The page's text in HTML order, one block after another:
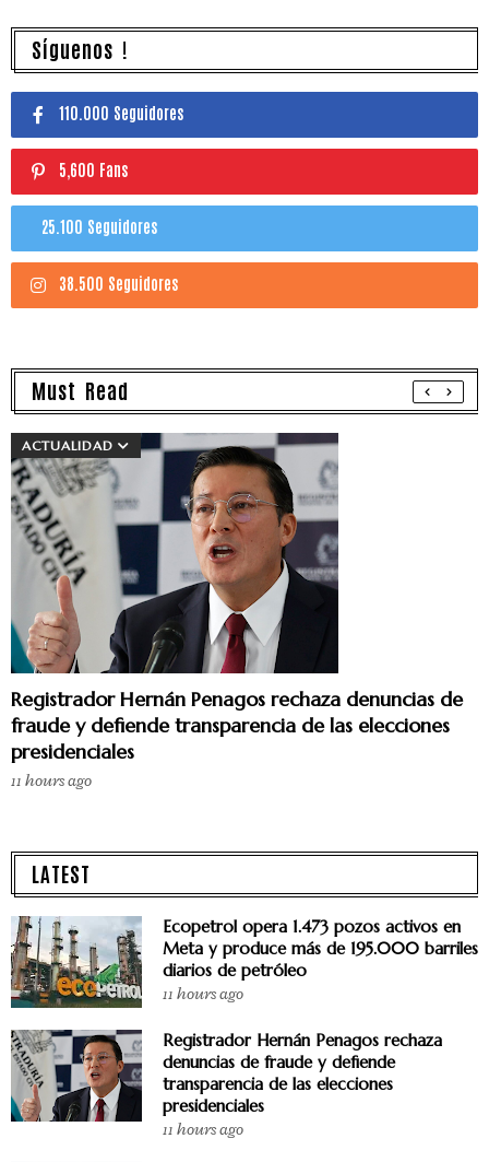
Síguenos !
110.000 Seguidores
5,600 Fans
25.100 Seguidores
38.500 Seguidores
Must Read
ACTUALIDAD
Registrador Hernán Penagos rechaza denuncias de
fraude y defiende transparencia de las elecciones
presidenciales
11 hours ago
LATEST
Ecopetrol opera 1.473 pozos activos en
Meta y produce más de 195.000 barriles
diarios de petróleo
11 hours ago
Registrador Hernán Penagos rechaza
denuncias de fraude y defiende
transparencia de las elecciones
presidenciales
11 hours ago